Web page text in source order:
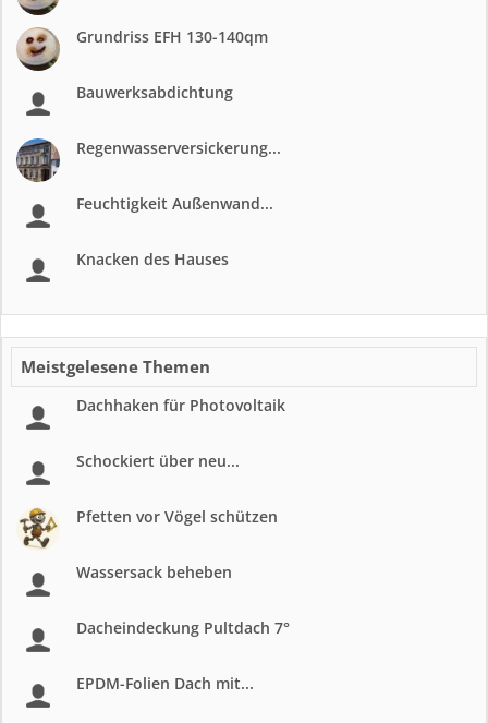
Grundriss EFH 130-140qm
Bauwerksabdichtung
Regenwasserversickerung...
Feuchtigkeit Außenwand...
Knacken des Hauses
Meistgelesene Themen
Dachhaken für Photovoltaik
Schockiert über neu...
Pfetten vor Vögel schützen
Wassersack beheben
Dacheindeckung Pultdach 7°
EPDM-Folien Dach mit...